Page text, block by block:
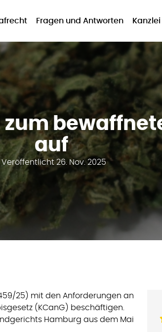
Fragen und Antworten Kanzlei
zum
auf
Veröffentlicht 26. Nov. 2025
459/25) mit den Anforderungen an
(KCanG) beschäftigen.
Hamburg aus dem Mai